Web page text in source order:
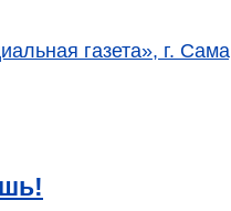
газета», г.